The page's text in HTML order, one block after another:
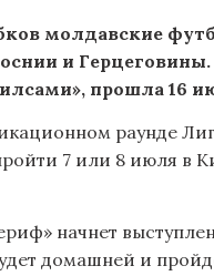
молдавские
и
прошла 16
раунде
7 или 8 июля в
начнет
домашней и